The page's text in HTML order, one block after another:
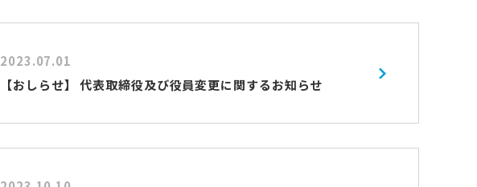
2023.07.01
【おしらせ】 代表取締役及び役員変更に関するお知らせ